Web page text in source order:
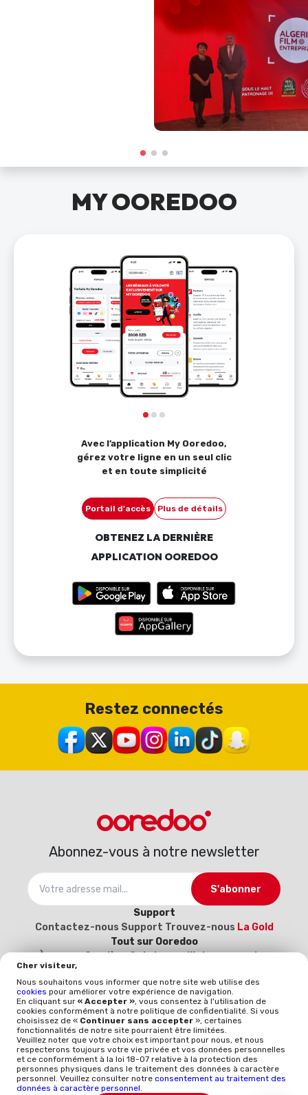
Cher visiteur,
Nous souhaitons vous informer que notre site web utilise des
cookies pour améliorer votre expérience de navigation.
En cliquant sur « Accepter », vous consentez à l'utilisation de
cookies conformément à notre politique de confidentialité. Si vous
choisissez de « Continuer sans accepter », certaines
fonctionnalités de notre site pourraient être limitées.
Veuillez noter que votre choix est important pour nous, et nous
respecterons toujours votre vie privée et vos données personnelles
et ce conformément à la loi 18-07 relative à la protection des
personnes physiques dans le traitement des données à caractère
personnel. Veuillez consulter notre consentement au traitement des
données à caractère personnel.
MY OOREDOO
Avec l’application My Ooredoo,
gérez votre ligne en un seul clic
et en toute simplicité
Portail d'accès Plus de détails
OBTENEZ LA DERNIÈRE
APPLICATION OOREDOO
Restez connectés
Abonnez-vous à notre newsletter
S'abonner
Support
Contactez-nous Support Trouvez-nous La Gold
Tout sur Ooredoo
À proposCarrièreCatalogue d’interconnexion
2025-2026
vous ici)
Politique et qualité
Mentions légales Politique qualitéWhistleblowing
ISO 9001ISO-CEI 27001Données à caractère
personnel Politique générale de protection des
données
TÉLÉCHARGER L'APP